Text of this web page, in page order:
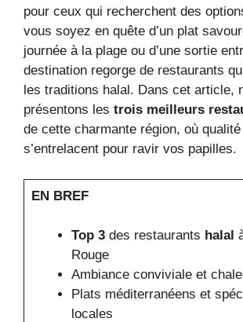
pour ceux qui recherchent des
vous soyez en quête d’un plat
journée à la plage ou d’une sortie
destination regorge de restaurants
les traditions halal. Dans cet article,
présentons les trois meilleurs
de cette charmante région, où
s’entrelacent pour ravir vos papilles.
EN BREF
Top 3des restaurants halal
Rouge
Ambiance conviviale et
Plats méditerranéens et
locales